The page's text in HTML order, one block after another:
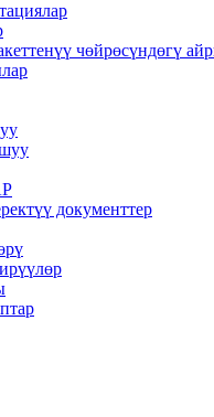
чөйрөсүндөгү
документтер